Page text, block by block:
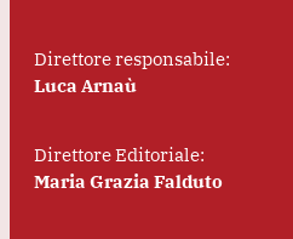
Direttore responsabile:
Luca Arnaù
Direttore Editoriale:
Maria Grazia Falduto